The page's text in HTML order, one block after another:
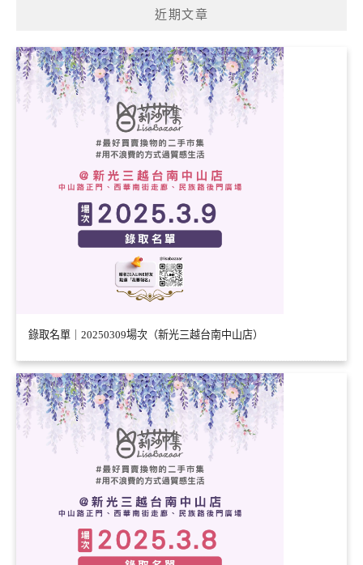
近期文章
錄取名單｜20250309場次（新光三越台南中山店）